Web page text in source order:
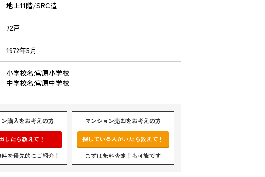
地上11階/SRC造
72戸
1972年5月
小学校名:宮原小学校
中学校名:宮原中学校
購入をお考えの方
したら教えて！
を優先的にご紹介！
マンション売却をお考えの方
探している人がいたら教えて！
まずは無料査定！も可能です